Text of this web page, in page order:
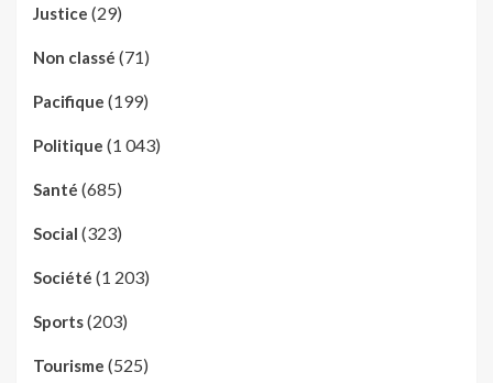
Justice (29)
Non classé (71)
Pacifique (199)
Politique (1 043)
Santé (685)
Social (323)
Société (1 203)
Sports(203)
Tourisme (525)